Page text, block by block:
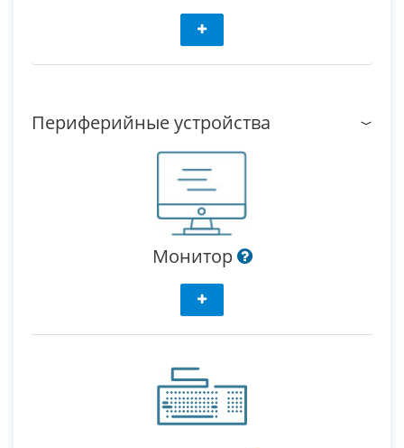
Периферийные устройства
Монитор